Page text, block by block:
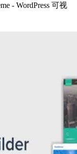
- WordPress 可视